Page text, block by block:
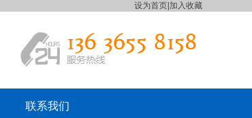
设为首页 加入收藏
联系我们